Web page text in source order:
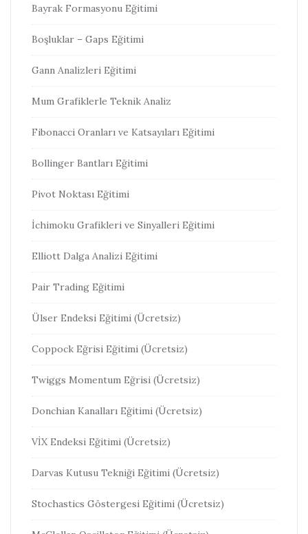
Bayrak Formasyonu Eğitimi
Boşluklar – Gaps Eğitimi
Gann Analizleri Eğitimi
Mum Grafiklerle Teknik Analiz
Fibonacci Oranları ve Katsayıları Eğitimi
Bollinger Bantları Eğitimi
Pivot Noktası Eğitimi
İchimoku Grafikleri ve Sinyalleri Eğitimi
Elliott Dalga Analizi Eğitimi
Pair Trading Eğitimi
Ülser Endeksi Eğitimi (Ücretsiz)
Coppock Eğrisi Eğitimi (Ücretsiz)
Twiggs Momentum Eğrisi (Ücretsiz)
Donchian Kanalları Eğitimi (Ücretsiz)
VİX Endeksi Eğitimi (Ücretsiz)
Darvas Kutusu Tekniği Eğitimi (Ücretsiz)
Stochastics Göstergesi Eğitimi (Ücretsiz)